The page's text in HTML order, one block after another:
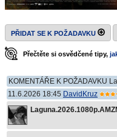
PŘIDAT SE K POŽADAVKU
Přečtěte si osvědčené tipy,
KOMENTÁŘE K POŽADAVKU
11.6.2026 18:45 DavidKruz